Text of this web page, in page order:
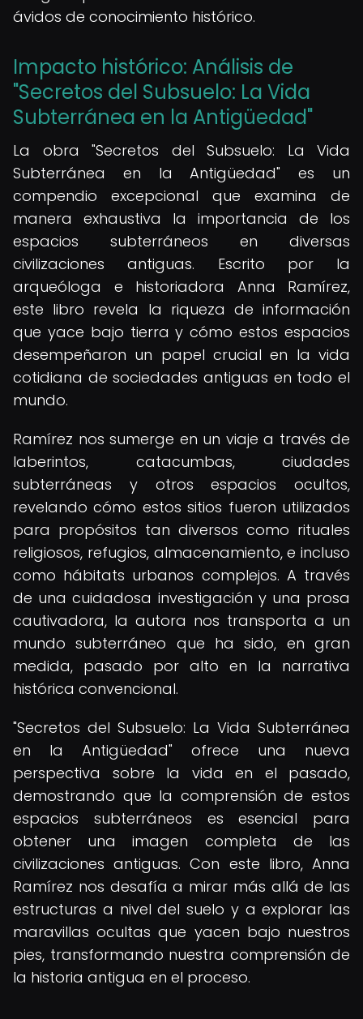
ávidos de conocimiento histórico.
Impacto histórico: Análisis de
"Secretos del Subsuelo: La Vida
Subterránea en la Antigüedad"
La obra "Secretos del Subsuelo: La Vida
Subterránea en la Antigüedad" es un
compendio excepcional que examina de
manera exhaustiva la importancia de los
espacios subterráneos en diversas
civilizaciones antiguas. Escrito por la
arqueóloga e historiadora Anna Ramírez,
este libro revela la riqueza de información
que yace bajo tierra y cómo estos espacios
desempeñaron un papel crucial en la vida
cotidiana de sociedades antiguas en todo el
mundo.
Ramírez nos sumerge en un viaje a través de
laberintos, catacumbas, ciudades
subterráneas y otros espacios ocultos,
revelando cómo estos sitios fueron utilizados
para propósitos tan diversos como rituales
religiosos, refugios, almacenamiento, e incluso
como hábitats urbanos complejos. A través
de una cuidadosa investigación y una prosa
cautivadora, la autora nos transporta a un
mundo subterráneo que ha sido, en gran
medida, pasado por alto en la narrativa
histórica convencional.
"Secretos del Subsuelo: La Vida Subterránea
en la Antigüedad" ofrece una nueva
perspectiva sobre la vida en el pasado,
demostrando que la comprensión de estos
espacios subterráneos es esencial para
obtener una imagen completa de las
civilizaciones antiguas. Con este libro, Anna
Ramírez nos desafía a mirar más allá de las
estructuras a nivel del suelo y a explorar las
maravillas ocultas que yacen bajo nuestros
pies, transformando nuestra comprensión de
la historia antigua en el proceso.